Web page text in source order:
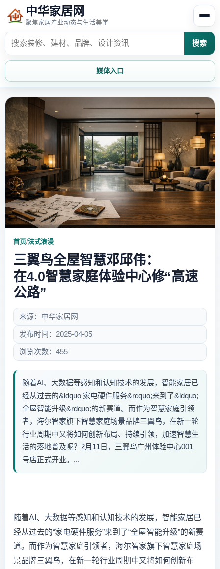
中华家居网
聚焦家居产业动态与生活美学
搜索
媒体入口
首页
家居风水 家居欣赏
时尚饰家 装修设计
家具知识 家居文化
家装攻略 创意家居
首页/法式浪漫
三翼鸟全屋智慧邓邱伟：
在4.0智慧家庭体验中心修“高速
公路”
来源：中华家居网
发布时间：2025-04-05
浏览次数：455
随着AI、大数据等感知和认知技术的发展，智能家居已
经从过去的&ldquo;家电硬件服务&rdquo;来到了&ldquo;
全屋智能升级&rdquo;的新赛道。而作为智慧家庭引领
者，海尔智家旗下智慧家庭场景品牌三翼鸟，在新一轮
行业周期中又将如何创新布局、持续引领，加速智慧生
活的落地普及呢？2月11日，三翼鸟广州体验中心001
号店正式开业。...
随着AI、大数据等感知和认知技术的发展，智能家居已
经从过去的“家电硬件服务”来到了“全屋智能升级”的新赛
道。而作为智慧家庭引领者，海尔智家旗下智慧家庭场
景品牌三翼鸟，在新一轮行业周期中又将如何创新布